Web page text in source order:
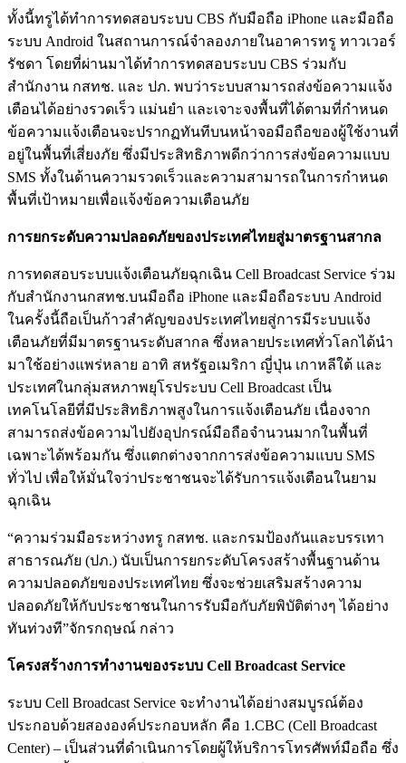
ทั้งนี้ทรูได้ทำการทดสอบระบบ CBS กับมือถือ iPhone และมือถือ
ระบบ Android ในสถานการณ์จำลองภายในอาคารทรู ทาวเวอร์
รัชดา โดยที่ผ่านมาได้ทำการทดสอบระบบ CBS ร่วมกับ
สำนักงาน กสทช. และ ปภ. พบว่าระบบสามารถส่งข้อความแจ้ง
เตือนได้อย่างรวดเร็ว แม่นยำ และเจาะจงพื้นที่ได้ตามที่กำหนด
ข้อความแจ้งเตือนจะปรากฏทันทีบนหน้าจอมือถือของผู้ใช้งานที่
อยู่ในพื้นที่เสี่ยงภัย ซึ่งมีประสิทธิภาพดีกว่าการส่งข้อความแบบ
SMS ทั้งในด้านความรวดเร็วและความสามารถในการกำหนด
พื้นที่เป้าหมายเพื่อแจ้งข้อความเตือนภัย
การยกระดับความปลอดภัยของประเทศไทยสู่มาตรฐานสากล
การทดสอบระบบแจ้งเตือนภัยฉุกเฉิน Cell Broadcast Service ร่วม
กับสำนักงานกสทช.บนมือถือ iPhone และมือถือระบบ Android
ในครั้งนี้ถือเป็นก้าวสำคัญของประเทศไทยสู่การมีระบบแจ้ง
เตือนภัยที่มีมาตรฐานระดับสากล ซึ่งหลายประเทศทั่วโลกได้นำ
มาใช้อย่างแพร่หลาย อาทิ สหรัฐอเมริกา ญี่ปุ่น เกาหลีใต้ และ
ประเทศในกลุ่มสหภาพยุโรประบบ Cell Broadcast เป็น
เทคโนโลยีที่มีประสิทธิภาพสูงในการแจ้งเตือนภัย เนื่องจาก
สามารถส่งข้อความไปยังอุปกรณ์มือถือจำนวนมากในพื้นที่
เฉพาะได้พร้อมกัน ซึ่งแตกต่างจากการส่งข้อความแบบ SMS
ทั่วไป เพื่อให้มั่นใจว่าประชาชนจะได้รับการแจ้งเตือนในยาม
ฉุกเฉิน
“ความร่วมมือระหว่างทรู กสทช. และกรมป้องกันและบรรเทา
สาธารณภัย (ปภ.) นับเป็นการยกระดับโครงสร้างพื้นฐานด้าน
ความปลอดภัยของประเทศไทย ซึ่งจะช่วยเสริมสร้างความ
ปลอดภัยให้กับประชาชนในการรับมือกับภัยพิบัติต่างๆ ได้อย่าง
ทันท่วงที”จักรกฤษณ์ กล่าว
โครงสร้างการทำงานของระบบ Cell Broadcast Service
ระบบ Cell Broadcast Service จะทำงานได้อย่างสมบูรณ์ต้อง
ประกอบด้วยสององค์ประกอบหลัก คือ 1.CBC (Cell Broadcast
Center) – เป็นส่วนที่ดำเนินการโดยผู้ให้บริการโทรศัพท์มือถือ ซึ่ง